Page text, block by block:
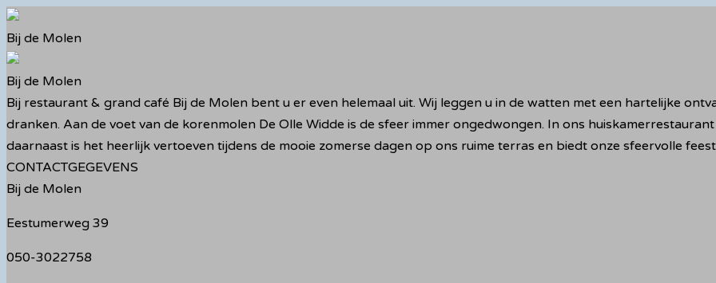
Ga
naar
de
inhoud
Bij de Molen
Bij de Molen
Bij restaurant & grand café Bij de Molen bent u er even helemaal uit. Wij leggen u in de watten met een hartelijke
dranken. Aan de voet van de korenmolen De Olle Widde is de sfeer immer ongedwongen. In ons
daarnaast is het heerlijk vertoeven tijdens de mooie zomerse dagen op ons ruime terras en biedt onze sfeervolle
CONTACTGEGEVENS
Bij de Molen
Eestumerweg 39
050-3022758